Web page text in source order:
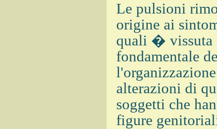
Le pulsioni
origine ai
quali � vissuta
fondamentale
alterazioni di
soggetti che
figure